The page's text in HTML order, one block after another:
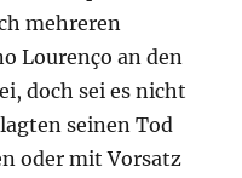
mehreren
Lourenço an den
doch sei es nicht
seinen Tod
oder mit Vorsatz